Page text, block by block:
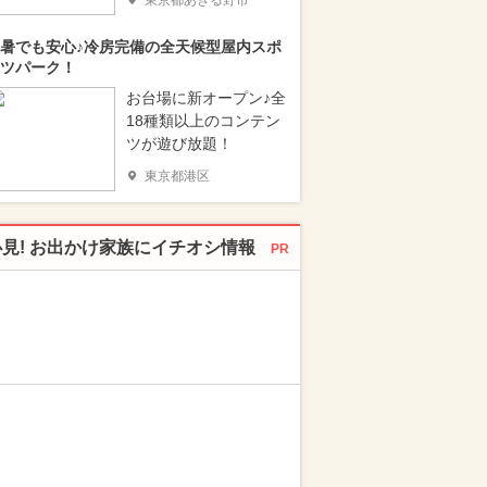
でも安心♪冷房完備の全天候型屋内スポ
パーク！
お台場に新オープン♪全
18種類以上のコンテン
ツが遊び放題！
東京都港区
! お出かけ家族にイチオシ情報 PR